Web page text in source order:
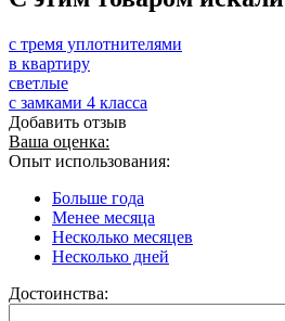
с тремя уплотнителями
в квартиру
светлые
с замками 4 класса
Добавить отзыв
Ваша оценка:
Опыт использования:
Больше года
Менее месяца
Несколько месяцев
Несколько дней
Достоинства: